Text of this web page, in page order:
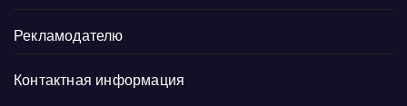
Рекламодателю
Контактная информация